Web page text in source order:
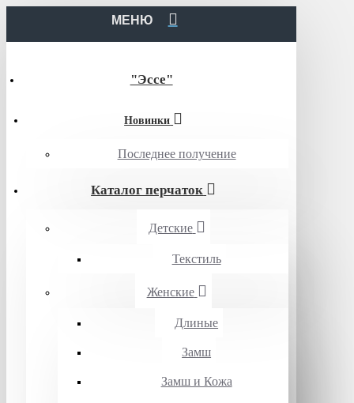
МЕНЮ
"Эссе"
Новинки
Последнее получение
Каталог перчаток
Детские
Текстиль
Женские
Длиные
Замш
Замш и Кожа